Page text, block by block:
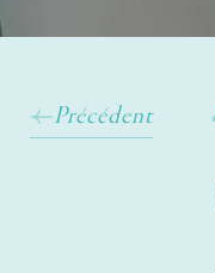
Précédent